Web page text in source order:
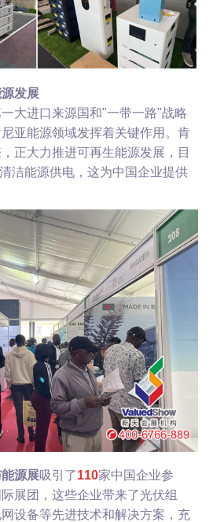
发展
进口来源国和"一带一路"战略
亚能源领域发挥着关键作用。肯
正大力推进可再生能源发展，目
洁能源供电，这为中国企业提供
源展吸引了110家中国企业参
展团，这些企业带来了光伏组
设备等先进技术和解决方案，充